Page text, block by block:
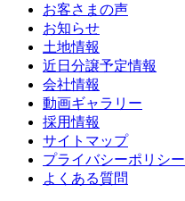
お客さまの声
お知らせ
土地情報
近日分譲予定情報
会社情報
動画ギャラリー
採用情報
サイトマップ
プライバシーポリシー
よくある質問